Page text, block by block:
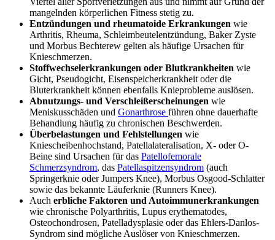
mangelnden körperlichen Fitness stetig zu.
Entzündungen und rheumatoide Erkrankungen wie
Arthritis, Rheuma, Schleimbeutelentzündung, Baker Zyste
und Morbus Bechterew gelten als häufige Ursachen für
Knieschmerzen.
Stoffwechselerkrankungen oder Blutkrankheiten wie
Gicht, Pseudogicht, Eisenspeicherkrankheit oder die
Bluterkrankheit können ebenfalls Knieprobleme auslösen.
Abnutzungs- und Verschleißerscheinungen wie
Meniskusschäden und Gonarthrose führen ohne dauerhafte
Behandlung häufig zu chronischen Beschwerden.
Überbelastungen und Fehlstellungen wie
Kniescheibenhochstand, Patellalateralisation, X- oder O-
Beine sind Ursachen für das Patellofemorale
Schmerzsyndrom, das Patellaspitzensyndrom (auch
Springerknie oder Jumpers Knee), Morbus Osgood-Schlatter
sowie das bekannte Läuferknie (Runners Knee).
Auch erbliche Faktoren und Autoimmunerkrankungen
wie chronische Polyarthritis, Lupus erythematodes,
Osteochondrosen, Patelladysplasie oder das Ehlers-Danlos-
Syndrom sind mögliche Auslöser von Knieschmerzen.